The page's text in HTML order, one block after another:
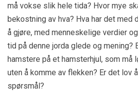
må vokse slik hele tida? Hvor mye
bekostning av hva? Hva har det med
å gjøre, med menneskelige verdier
tid på denne jorda glede og mening?
hamstere på et hamsterhjul, som må
uten å komme av flekken? Er det lov
spørsmål?